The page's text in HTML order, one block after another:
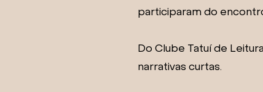
participaram do
Do Clube Tatuí de
narrativas curtas.